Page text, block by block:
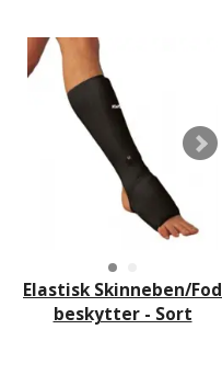
Elastisk Skinneben/Fod
beskytter - Sort